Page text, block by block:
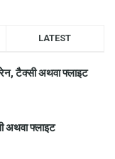
LATEST
टैक्सी अथवा फ्लाइट
अथवा फ्लाइट